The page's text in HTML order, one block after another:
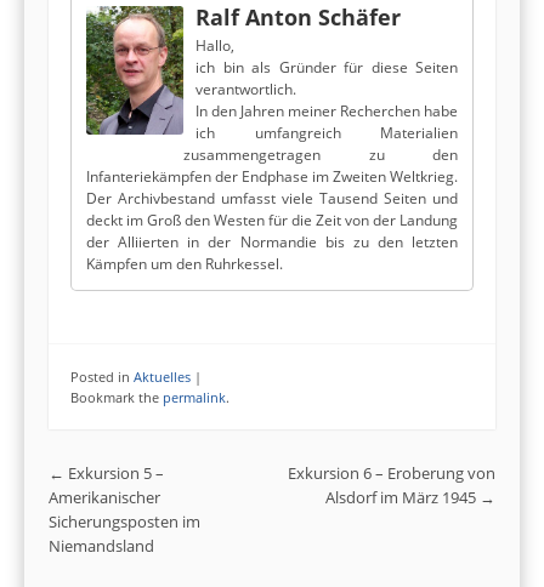
Ralf Anton Schäfer
Hallo,
ich bin als Gründer für diese Seiten
verantwortlich.
In den Jahren meiner Recherchen habe
ich umfangreich Materialien
zusammengetragen zu den
Infanteriekämpfen der Endphase im Zweiten Weltkrieg.
Der Archivbestand umfasst viele Tausend Seiten und
deckt im Groß den Westen für die Zeit von der Landung
der Alliierten in der Normandie bis zu den letzten
Kämpfen um den Ruhrkessel.
Posted in Aktuelles |
Bookmark the permalink.
Post navigation
← Exkursion 5 –
Amerikanischer
Sicherungsposten im
Niemandsland
Exkursion 6 – Eroberung von
Alsdorf im März 1945 →